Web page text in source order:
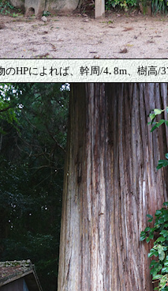
のHPによれば、幹周/4.8m、樹高/